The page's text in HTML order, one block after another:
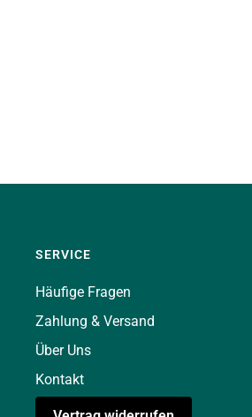
SERVICE
Häufige Fragen
Zahlung & Versand
Über Uns
Kontakt